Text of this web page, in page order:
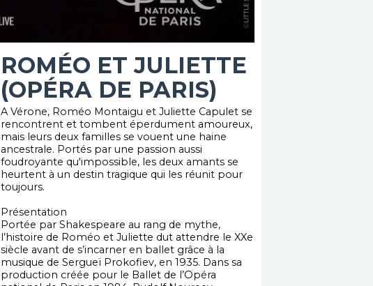
ROMÉO ET JULIETTE
(OPÉRA DE PARIS)
A Vérone, Roméo Montaigu et Juliette Capulet se
rencontrent et tombent éperdument amoureux,
mais leurs deux familles se vouent une haine
ancestrale. Portés par une passion aussi
foudroyante qu'impossible, les deux amants se
heurtent à un destin tragique qui les réunit pour
toujours.
Présentation
Portée par Shakespeare au rang de mythe,
l’histoire de Roméo et Juliette dut attendre le XXe
siècle avant de s’incarner en ballet grâce à la
musique de Sergueï Prokofiev, en 1935. Dans sa
production créée pour le Ballet de l’Opéra